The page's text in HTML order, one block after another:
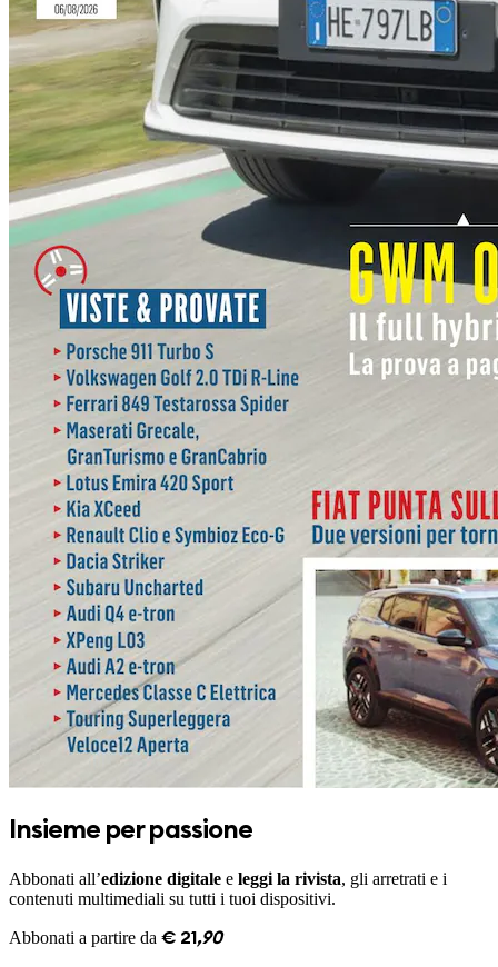
Insieme per passione
Abbonati all’edizione digitale e leggi la rivista, gli arretrati e i
contenuti multimediali su tutti i tuoi dispositivi.
Abbonati a partire da € 21 ,90